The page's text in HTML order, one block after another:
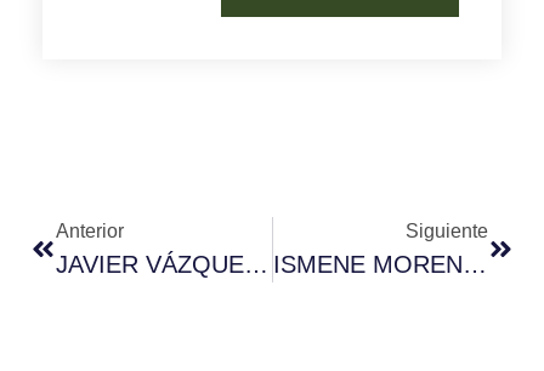
Anterior
JAVIER VÁZQUEZ MURADAS ES EL MEJOR BARISTA DE GALICIA
Siguiente
ISMENE MORENO ES LA MEJOR BARISTA DE EUSKADI